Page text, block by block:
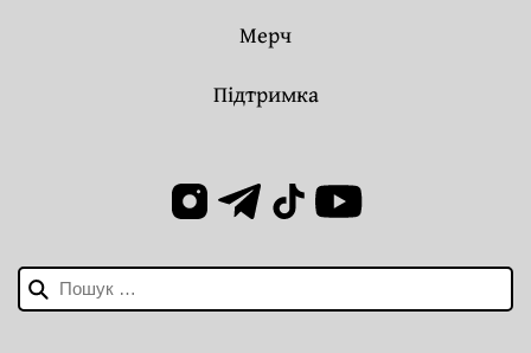
Пошук:
Мерч
Підтримка